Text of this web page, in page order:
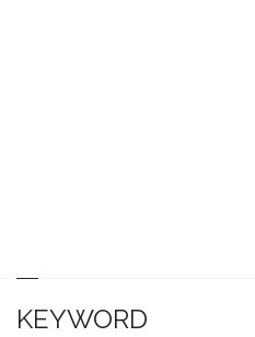
KEYWORD